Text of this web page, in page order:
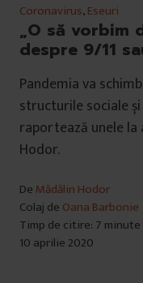
Coronavirus,Eseuri
„O să vorbim
despre 9/11
Pandemia va
structurile sociale
raportează unele
Hodor.
De Mădălin Hodor
Colaj de Oana Barbonie
Timp de citire: 7 minute
10 aprilie 2020